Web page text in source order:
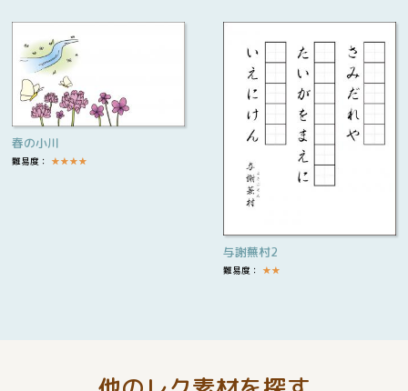
春の小川
難易度： ★★★★
与謝蕪村2
難易度： ★★